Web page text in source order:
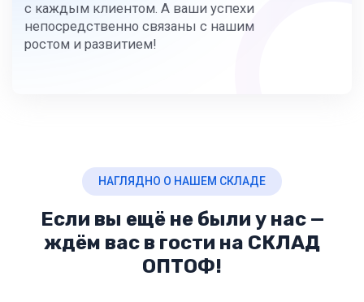
с каждым клиентом. А ваши успехи
непосредственно связаны с нашим
ростом и развитием!
НАГЛЯДНО О НАШЕМ СКЛАДЕ
Если вы ещё не были у нас —
ждём вас в гости на СКЛАД
ОПТОФ!